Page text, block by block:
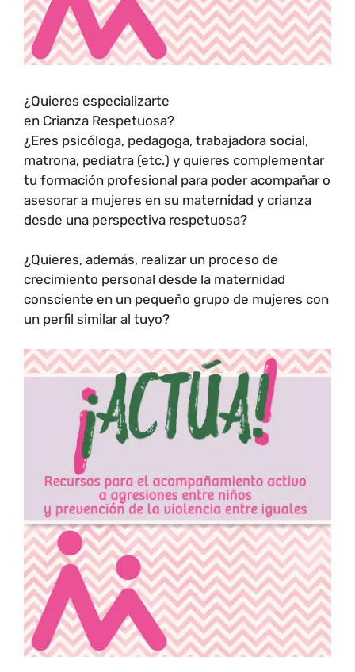
¿Quieres especializarte
en Crianza Respetuosa?
¿Eres psicóloga, pedagoga, trabajadora social,
matrona, pediatra (etc.) y quieres complementar
tu formación profesional para poder acompañar o
asesorar a mujeres en su maternidad y crianza
desde una perspectiva respetuosa?
¿Quieres, además, realizar un proceso de
crecimiento personal desde la maternidad
consciente en un pequeño grupo de mujeres con
un perfil similar al tuyo?